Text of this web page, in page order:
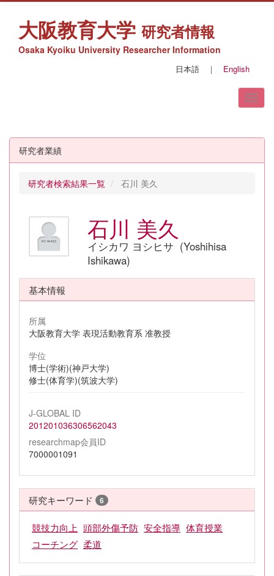
大阪教育大学 研究者情報
Osaka Kyoiku University Researcher Information
日本語 ｜ English
研究者業績
研究者検索結果一覧 石川 美久
石川 美久
イシカワ ヨシヒサ (Yoshihisa
Ishikawa)
基本情報
所属
大阪教育大学 表現活動教育系 准教授
学位
博士(学術)(神戸大学)
修士(体育学)(筑波大学)
J-GLOBAL ID
201201036306562043
researchmap会員ID
7000001091
研究キーワード 6
競技力向上 頭部外傷予防 安全指導 体育授業
コーチング 柔道